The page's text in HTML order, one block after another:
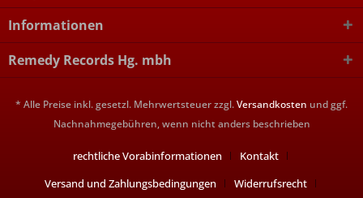
Informationen
Remedy Records Hg. mbh
* Alle Preise inkl. gesetzl. Mehrwertsteuer zzgl.Versandkosten und ggf.
Nachnahmegebühren, wenn nicht anders beschrieben
rechtliche Vorabinformationen
Kontakt
Versand und Zahlungsbedingungen
Widerrufsrecht